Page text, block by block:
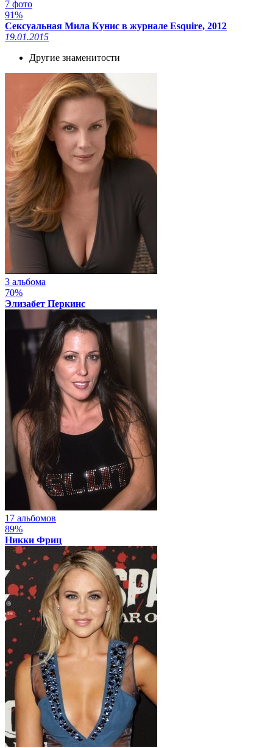
7 фото
91%
Сексуальная Мила Кунис в журнале Esquire, 2012
19.01.2015
Другие знаменитости
3 альбома
70%
Элизабет Перкинс
17 альбомов
89%
Никки Фриц